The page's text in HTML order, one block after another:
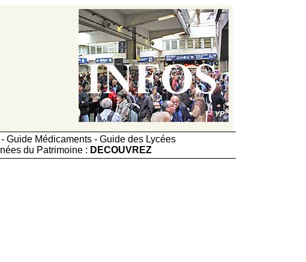
Guide Médicaments - Guide des Lycées
du Patrimoine : DECOUVREZ